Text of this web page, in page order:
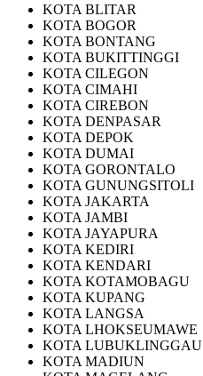
KOTA BLITAR
KOTA BOGOR
KOTA BONTANG
KOTA BUKITTINGGI
KOTA CILEGON
KOTA CIMAHI
KOTA CIREBON
KOTA DENPASAR
KOTA DEPOK
KOTA DUMAI
KOTA GORONTALO
KOTA GUNUNGSITOLI
KOTA JAKARTA
KOTA JAMBI
KOTA JAYAPURA
KOTA KEDIRI
KOTA KENDARI
KOTA KOTAMOBAGU
KOTA KUPANG
KOTA LANGSA
KOTA LHOKSEUMAWE
KOTA LUBUKLINGGAU
KOTA MADIUN